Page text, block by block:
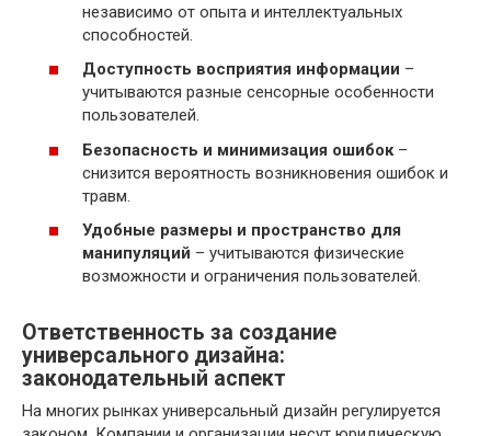
независимо от опыта и интеллектуальных
способностей.
Доступность восприятия информации –
учитываются разные сенсорные особенности
пользователей.
Безопасность и минимизация ошибок–
снизится вероятность возникновения ошибок и
травм.
Удобные размеры и пространство для
манипуляций – учитываются физические
возможности и ограничения пользователей.
Ответственность за создание
универсального дизайна:
законодательный аспект
На многих рынках универсальный дизайн регулируется